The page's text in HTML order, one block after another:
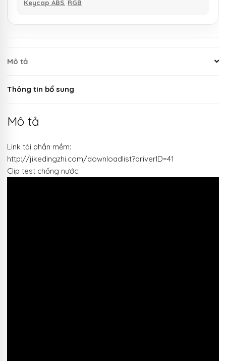
Keycap ABS RGB
Mô tả
Thông tin bổ sung
Mô tả
Link tải phần mềm:
http://jikedingzhi.com/downloadlist?driverID=41
Clip test chống nước: